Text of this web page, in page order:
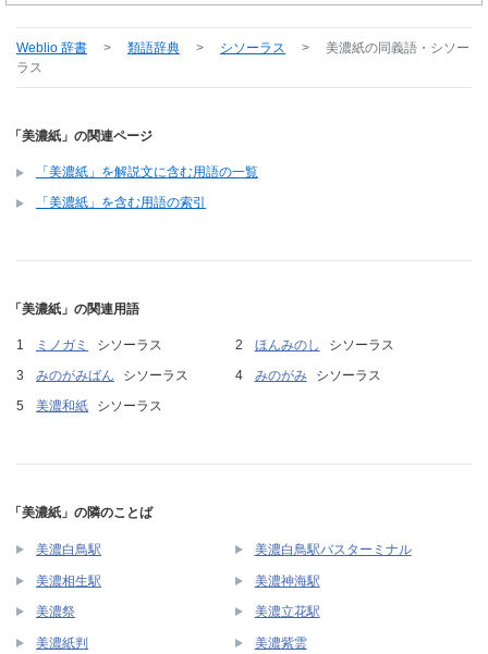
Weblio 辞書 > 類語辞典 > シソーラス > 美濃紙の同義語・シソー
ラス
「美濃紙」の関連ページ
「美濃紙」を解説文に含む用語の一覧
「美濃紙」を含む用語の索引
「美濃紙」の関連用語
ミノガミ シソーラス ほんみのし
シソーラス
みのがみばん
シソーラス みのがみ
シソーラス
美濃和紙
シソーラス
「美濃紙」の隣のことば
美濃白鳥駅 美濃白鳥駅バスターミナル
美濃相生駅 美濃神海駅
美濃祭 美濃立花駅
美濃紙判 美濃紫雲